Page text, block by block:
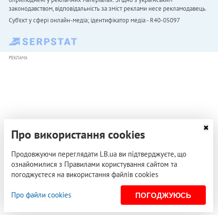
законодавством, відповідальність за зміст реклами несе рекламодавець.
Cуб'єкт у сфері онлайн-медіа; ідентифікатор медіа - R40-05097
РЕКЛАМА
Про використання cookies
Продовжуючи переглядати LB.ua ви підтверджуєте, що
ознайомилися з Правилами користування сайтом та
погоджуєтеся на використання файлів cookies
Про файли cookies ПОГОДЖУЮСЬ